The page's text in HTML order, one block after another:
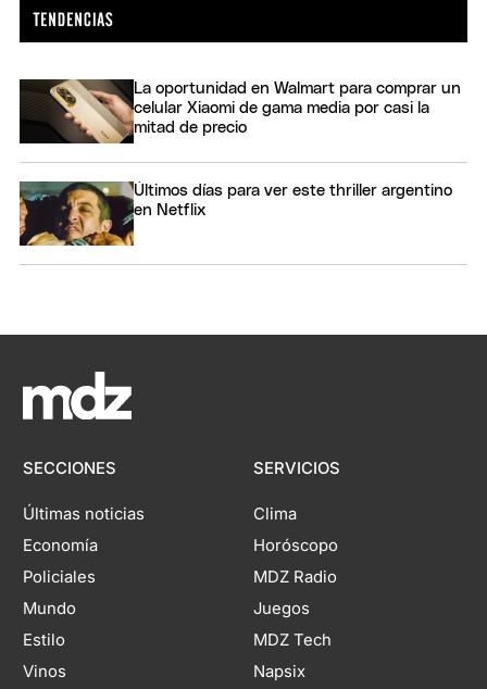
La oportunidad en Walmart para comprar un
celular Xiaomi de gama media por casi la
mitad de precio
Últimos días para ver este thriller argentino
en Netflix
SECCIONES
Últimas noticias
Economía
Policiales
Mundo
Estilo
Vinos
SERVICIOS
Clima
Horóscopo
MDZ Radio
Juegos
MDZ Tech
Napsix